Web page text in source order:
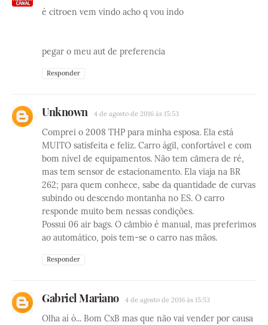
é citroen vem vindo acho q vou indo
pegar o meu aut de preferencia
Responder
Unknown 4 de agosto de 2016 às 15:53
Comprei o 2008 THP para minha esposa. Ela está
MUITO satisfeita e feliz. Carro ágil, confortável e com
bom nível de equipamentos. Não tem câmera de ré,
mas tem sensor de estacionamento. Ela viaja na BR
262; para quem conhece, sabe da quantidade de curvas
subindo ou descendo montanha no ES. O carro
responde muito bem nessas condições.
Possui 06 air bags. O câmbio é manual, mas preferimos
ao automático, pois tem-se o carro nas mãos.
Responder
Gabriel Mariano 4 de agosto de 2016 às 15:53
Olha aí ó... Bom CxB mas que não vai vender por causa